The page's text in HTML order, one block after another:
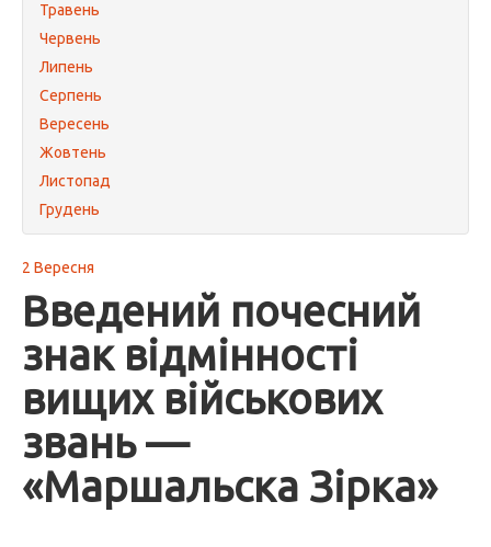
Травень
Червень
Липень
Серпень
Вересень
Жовтень
Листопад
Грудень
2 Вересня
Введений почесний
знак відмінності
вищих військових
звань —
«Маршальска Зірка»